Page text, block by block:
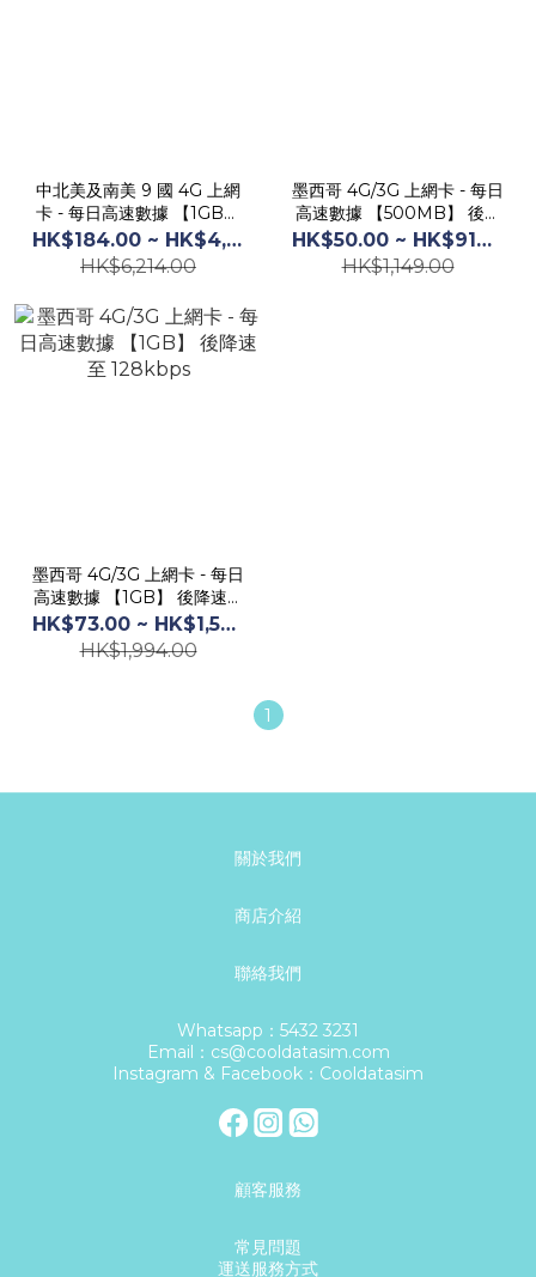
中北美及南美 9 國 4G 上網
卡 - 每日高速數據 【1GB】
後降速至 128 kbps
HK$184.00 ~ HK$4,950.00
HK$6,214.00
墨西哥 4G/3G 上網卡 - 每日
高速數據 【500MB】 後降
速至 128kbps
HK$50.00 ~ HK$916.00
HK$1,149.00
墨西哥 4G/3G 上網卡 - 每日
高速數據 【1GB】 後降速至
128kbps
HK$73.00 ~ HK$1,588.00
HK$1,994.00
1
關於我們
商店介紹
聯絡我們
Whatsapp：5432 3231
Email：cs@cooldatasim.com
Instagram & Facebook：Cooldatasim
顧客服務
常見問題
運送服務方式